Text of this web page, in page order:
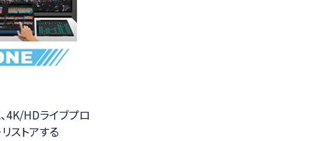
4K/HDライブプロ
ストアする